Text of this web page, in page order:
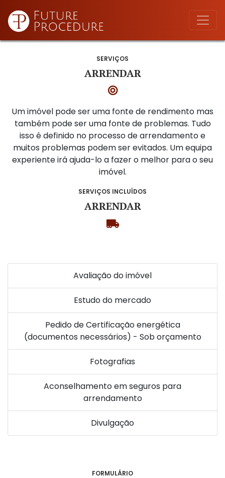
SERVIÇOS
ARRENDAR
Um imóvel pode ser uma fonte de rendimento mas
também pode ser uma fonte de problemas. Tudo
isso é definido no processo de arrendamento e
muitos problemas podem ser evitados. Um equipa
experiente irá ajuda-lo a fazer o melhor para o seu
imóvel.
SERVIÇOS INCLUÍDOS
ARRENDAR
Avaliação do imóvel
Estudo do mercado
Pedido de Certificação energética
(documentos necessários) - Sob orçamento
Fotografias
Aconselhamento em seguros para
arrendamento
Divulgação
FORMULÁRIO